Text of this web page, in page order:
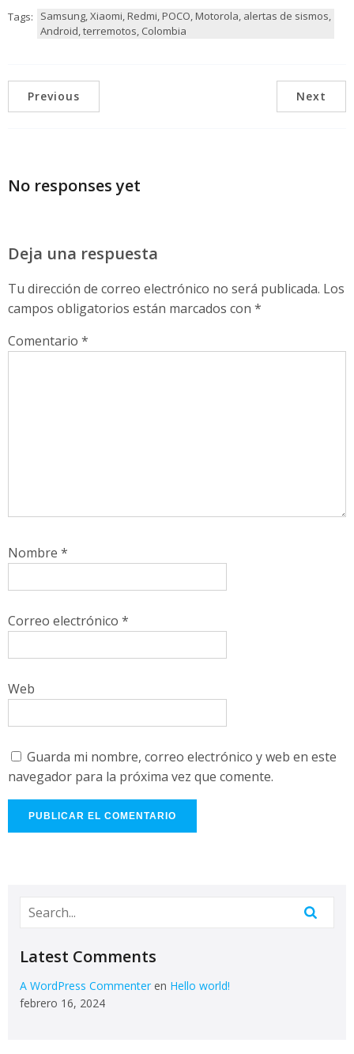
Tags:
Samsung, Xiaomi, Redmi, POCO, Motorola, alertas de sismos,
Android, terremotos, Colombia
Previous Next
No responses yet
Deja una respuesta
Tu dirección de correo electrónico no será publicada. Los
campos obligatorios están marcados con *
Comentario *
Nombre *
Correo electrónico *
Web
Guarda mi nombre, correo electrónico y web en este
navegador para la próxima vez que comente.
Latest Comments
A WordPress Commenter en Hello world!
febrero 16, 2024